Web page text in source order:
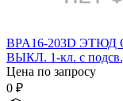
BPA16-203D ЭТЮД
ВЫКЛ. 1-кл. с
Цена по запросу
0 ₽